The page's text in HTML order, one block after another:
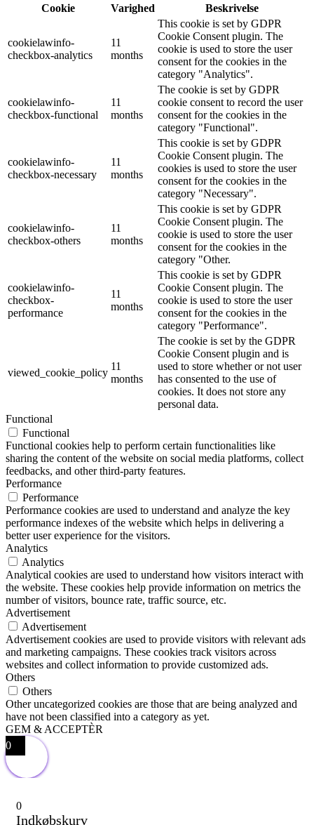
Cookie
Varighed Beskrivelse
cookielawinfo-
checkbox-analytics
11
months
This cookie is set by GDPR
Cookie Consent plugin. The
cookie is used to store the user
consent for the cookies in the
category "Analytics".
cookielawinfo-
checkbox-functional
11
months
The cookie is set by GDPR
cookie consent to record the user
consent for the cookies in the
category "Functional".
cookielawinfo-
checkbox-necessary
11
months
This cookie is set by GDPR
Cookie Consent plugin. The
cookies is used to store the user
consent for the cookies in the
category "Necessary".
cookielawinfo-
checkbox-others
11
months
This cookie is set by GDPR
Cookie Consent plugin. The
cookie is used to store the user
consent for the cookies in the
category "Other.
cookielawinfo-
checkbox-
performance
11
months
This cookie is set by GDPR
Cookie Consent plugin. The
cookie is used to store the user
consent for the cookies in the
category "Performance".
viewed_cookie_policy
11
months
The cookie is set by the GDPR
Cookie Consent plugin and is
used to store whether or not user
has consented to the use of
cookies. It does not store any
personal data.
Functional
Functional
Functional cookies help to perform certain functionalities like
sharing the content of the website on social media platforms, collect
feedbacks, and other third-party features.
Performance
Performance
Performance cookies are used to understand and analyze the key
performance indexes of the website which helps in delivering a
better user experience for the visitors.
Analytics
Analytics
Analytical cookies are used to understand how visitors interact with
the website. These cookies help provide information on metrics the
number of visitors, bounce rate, traffic source, etc.
Advertisement
Advertisement
Advertisement cookies are used to provide visitors with relevant ads
and marketing campaigns. These cookies track visitors across
websites and collect information to provide customized ads.
Others
Others
Other uncategorized cookies are those that are being analyzed and
have not been classified into a category as yet.
GEM & ACCEPTÈR
0
0
Indkøbskurv